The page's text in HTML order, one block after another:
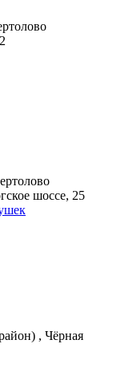
шоссе, 25
, Чёрная